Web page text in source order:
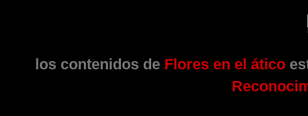
los contenidos de Flores en el ático